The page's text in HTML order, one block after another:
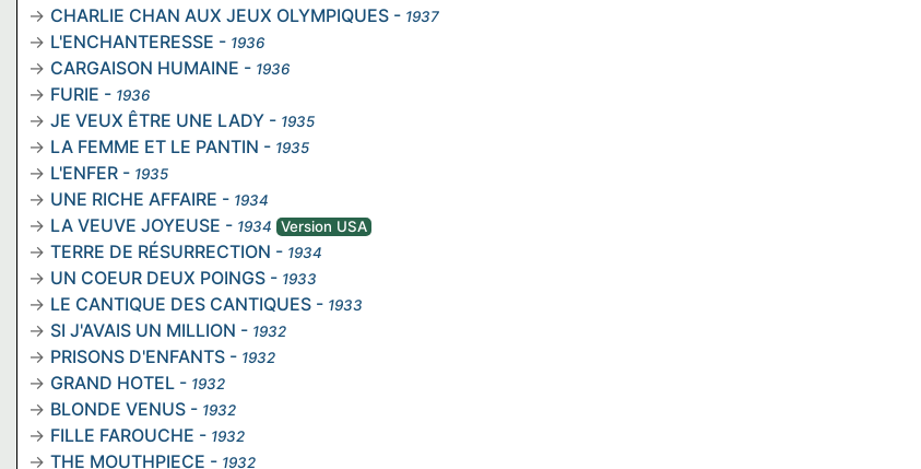
CHARLIE CHAN AUX JEUX OLYMPIQUES - 1937
L'ENCHANTERESSE - 1936
CARGAISON HUMAINE - 1936
FURIE - 1936
JE VEUX ÊTRE UNE LADY - 1935
LA FEMME ET LE PANTIN - 1935
L'ENFER - 1935
UNE RICHE AFFAIRE - 1934
LA VEUVE JOYEUSE - 1934 Version USA
TERRE DE RÉSURRECTION - 1934
UN COEUR DEUX POINGS - 1933
LE CANTIQUE DES CANTIQUES - 1933
SI J'AVAIS UN MILLION - 1932
PRISONS D'ENFANTS - 1932
GRAND HOTEL - 1932
BLONDE VENUS - 1932
FILLE FAROUCHE - 1932
THE MOUTHPIECE - 1932